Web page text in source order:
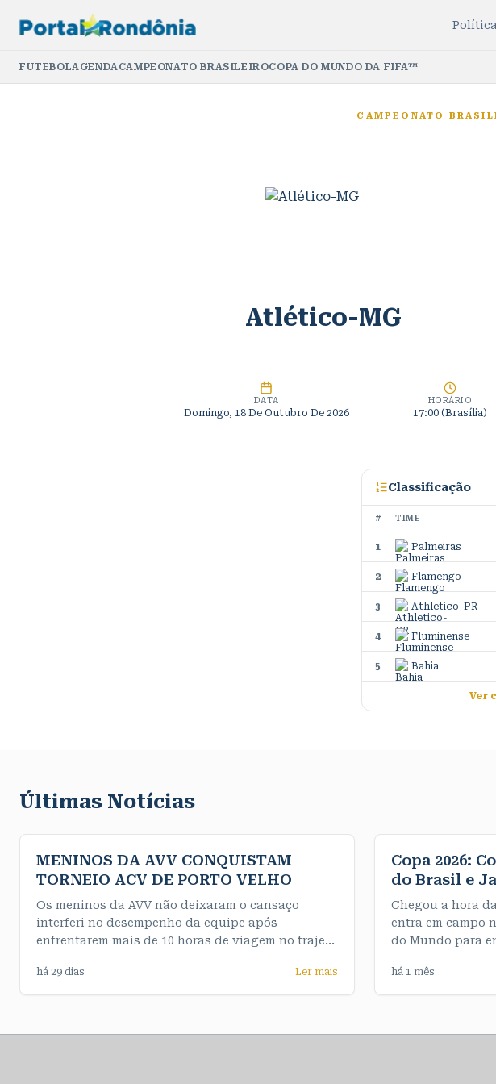
Política
FUTEBOLAGENDACAMPEONATO BRASILEIROCOPA DO MUNDO DA FIFA™
CAMPEONATO
Atlético-MG
DATA
Domingo, 18 De Outubro De 2026
HORÁRIO
17:00 (Brasília)
Classificação
# TIME
1 Palmeiras
2 Flamengo
3 Athletico-PR
4 Fluminense
5 Bahia
Ver
Últimas Notícias
MENINOS DA AVV CONQUISTAM
TORNEIO ACV DE PORTO VELHO
Os meninos da AVV não deixaram o cansaço
interferi no desempenho da equipe após
enfrentarem mais de 10 horas de viagem no trajeto
conquistaram o título da competição de forma
invicta. Nossos meninos do sub 16 fizeram uma
há 29 dias Ler mais
Copa 2026:
do Brasil e
Chegou a hora
entra em campo
do Mundo para
às 13h (horário
não há espaço
há 1 mês